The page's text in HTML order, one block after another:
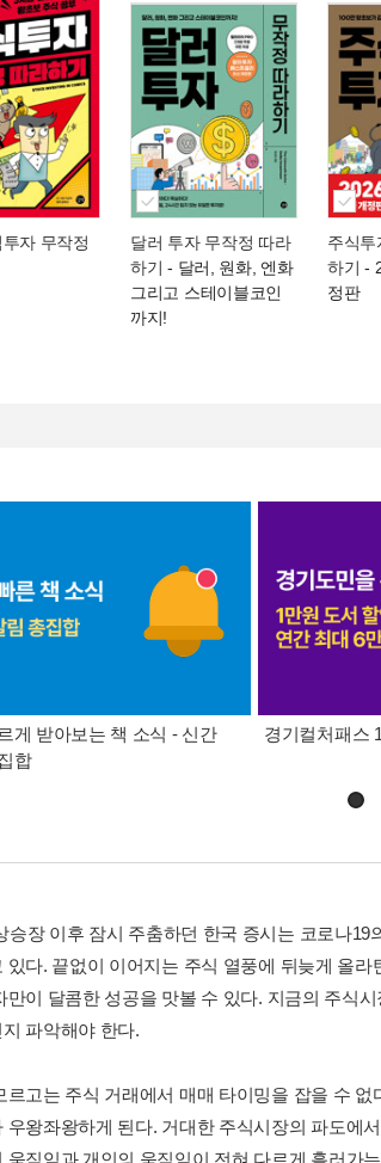
자 무작정
달러 투자 무작정 따라
하기 - 달러, 원화, 엔화
그리고 스테이블코인
까지!
주식
하기 -
정판
게 받아보는 책 소식 - 신간
합
경기컬처패스
승장 이후 잠시 주춤하던 한국 증시는 코로나
있다. 끝없이 이어지는 주식 열풍에 뒤늦게 올
만이 달콤한 성공을 맛볼 수 있다. 지금의 주식
파악해야 한다.
르고는 주식 거래에서 매매 타이밍을 잡을 수
우왕좌왕하게 된다. 거대한 주식시장의 파도에
움직임과 개인의 움직임이 전혀 다르게 흘러가